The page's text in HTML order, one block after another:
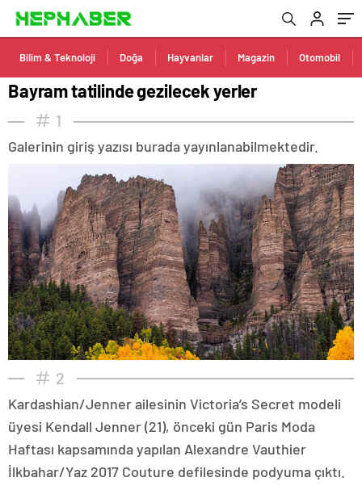
Bilim & Teknoloji Doğa Hayvanlar Magazin Otomobil
Bayram tatilinde gezilecek yerler
1
Galerinin giriş yazısı burada yayınlanabilmektedir.
2
Kardashian/Jenner ailesinin Victoria’s Secret modeli
üyesi Kendall Jenner (21), önceki gün Paris Moda
Haftası kapsamında yapılan Alexandre Vauthier
İlkbahar/Yaz 2017 Couture defilesinde podyuma çıktı.